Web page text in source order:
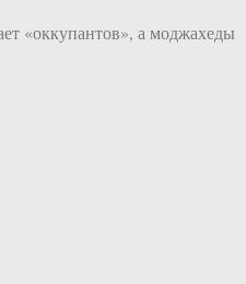
«оккупантов», а моджахеды